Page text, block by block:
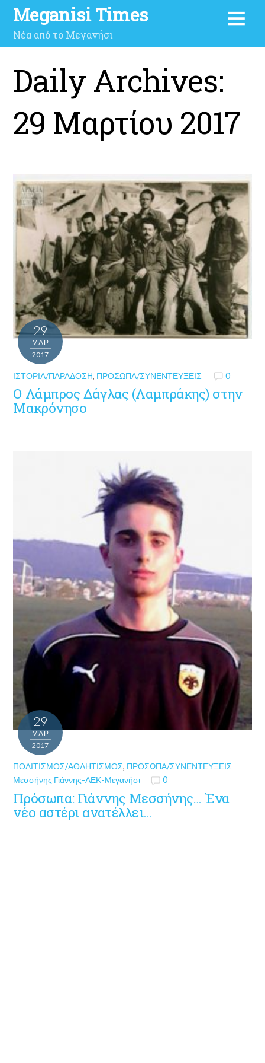
Meganisi Times
Νέα από το Μεγανήσι
Daily Archives:
29 Μαρτίου 2017
29
ΜΑΡ
2017
ΙΣΤΟΡΊΑ/ΠΑΡΆΔΟΣΗ, ΠΡΌΣΩΠΑ/ΣΥΝΕΝΤΕΎΞΕΙΣ 0
Ο Λάμπρος Δάγλας (Λαμπράκης) στην
Μακρόνησο
29
ΜΑΡ
2017
ΠΟΛΙΤΙΣΜΌΣ/ΑΘΛΗΤΙΣΜΌΣ, ΠΡΌΣΩΠΑ/ΣΥΝΕΝΤΕΎΞΕΙΣ
Μεσσήνης Γιάννης-ΑΕΚ-Μεγανήσι
0
Πρόσωπα: Γιάννης Μεσσήνης… Ένα
νέο αστέρι ανατέλλει…